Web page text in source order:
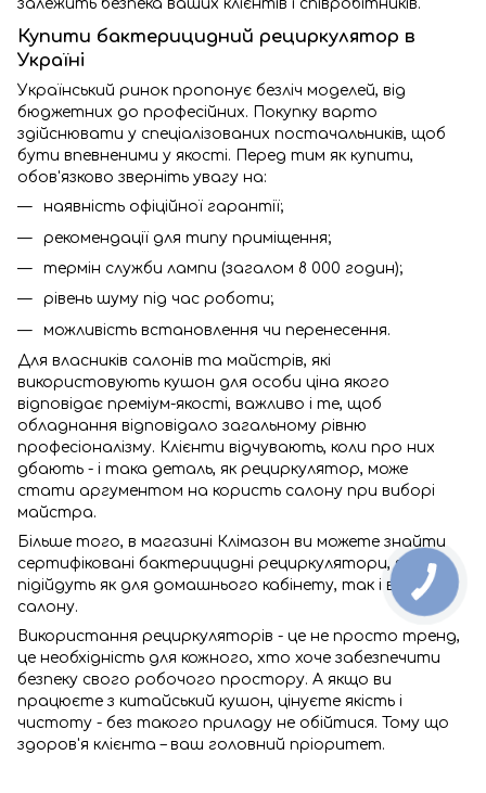
залежить безпека ваших клієнтів і співробітників.
Купити бактерицидний рециркулятор в
Україні
Український ринок пропонує безліч моделей, від
бюджетних до професійних. Покупку варто
здійснювати у спеціалізованих постачальників, щоб
бути впевненими у якості. Перед тим як купити,
обов'язково зверніть увагу на:
наявність офіційної гарантії;
рекомендації для типу приміщення;
термін служби лампи (загалом 8 000 годин);
рівень шуму під час роботи;
можливість встановлення чи перенесення.
Для власників салонів та майстрів, які
використовують кушон для особи ціна якого
відповідає преміум-якості, важливо і те, щоб
обладнання відповідало загальному рівню
професіоналізму. Клієнти відчувають, коли про них
дбають - і така деталь, як рециркулятор, може
стати аргументом на користь салону при виборі
майстра.
Більше того, в магазині Клімазон ви можете знайти
сертифіковані бактерицидні рециркулятори, які
підійдуть як для домашнього кабінету, так і великого
салону.
Використання рециркуляторів - це не просто тренд,
це необхідність для кожного, хто хоче забезпечити
безпеку свого робочого простору. А якщо ви
працюєте з китайський кушон, цінуєте якість і
чистоту - без такого приладу не обійтися. Тому що
здоров'я клієнта – ваш головний пріоритет.